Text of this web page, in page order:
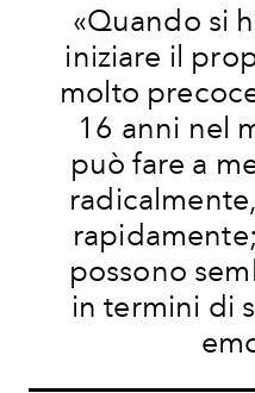
«Quando si
iniziare il
molto
16 anni nel
può fare a
possono
in termini di